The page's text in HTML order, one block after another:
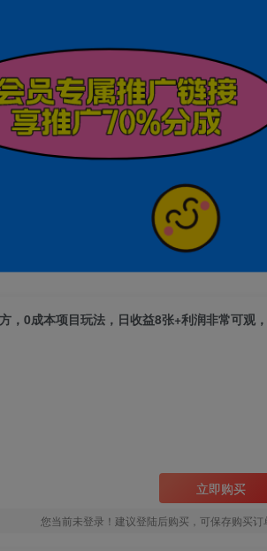
立即购买
您当前未登录！建议登陆后购买，可保存购买订